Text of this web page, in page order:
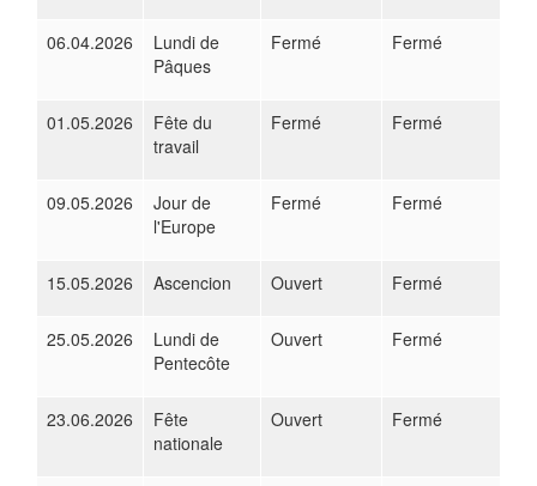
06.04.2026
Lundi de
Pâques
Fermé Fermé
01.05.2026
Fête du
travail
Fermé Fermé
09.05.2026
Jour de
l'Europe
Fermé Fermé
15.05.2026 Ascencion Ouvert Fermé
25.05.2026
Lundi de
Pentecôte
Ouvert Fermé
23.06.2026
Fête
nationale
Ouvert Fermé